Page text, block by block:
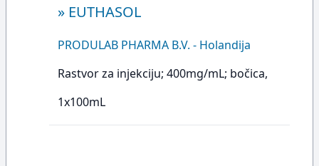
» EUTHASOL
PRODULAB PHARMA B.V. - Holandija
Rastvor za injekciju; 400mg/mL; bočica,
1x100mL